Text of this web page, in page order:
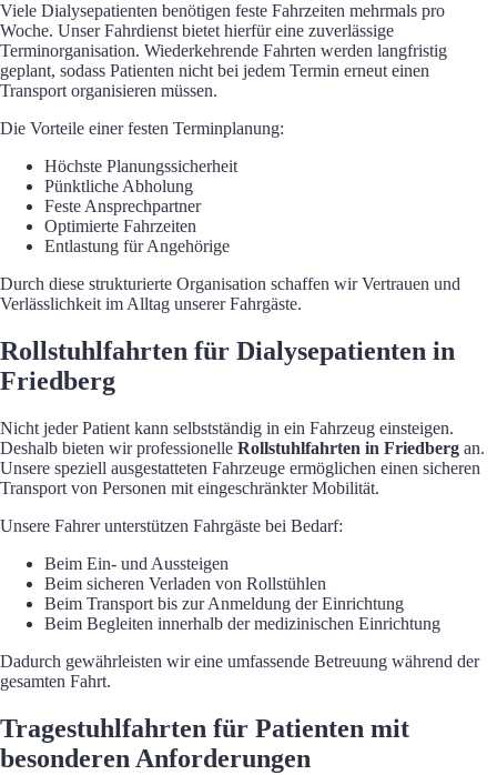
Viele Dialysepatienten benötigen feste Fahrzeiten mehrmals pro
Woche. Unser Fahrdienst bietet hierfür eine zuverlässige
Terminorganisation. Wiederkehrende Fahrten werden langfristig
geplant, sodass Patienten nicht bei jedem Termin erneut einen
Transport organisieren müssen.
Die Vorteile einer festen Terminplanung:
Höchste Planungssicherheit
Pünktliche Abholung
Feste Ansprechpartner
Optimierte Fahrzeiten
Entlastung für Angehörige
Durch diese strukturierte Organisation schaffen wir Vertrauen und
Verlässlichkeit im Alltag unserer Fahrgäste.
Rollstuhlfahrten für Dialysepatienten in
Friedberg
Nicht jeder Patient kann selbstständig in ein Fahrzeug einsteigen.
Deshalb bieten wir professionelle Rollstuhlfahrten in Friedberg an.
Unsere speziell ausgestatteten Fahrzeuge ermöglichen einen sicheren
Transport von Personen mit eingeschränkter Mobilität.
Unsere Fahrer unterstützen Fahrgäste bei Bedarf:
Beim Ein- und Aussteigen
Beim sicheren Verladen von Rollstühlen
Beim Transport bis zur Anmeldung der Einrichtung
Beim Begleiten innerhalb der medizinischen Einrichtung
Dadurch gewährleisten wir eine umfassende Betreuung während der
gesamten Fahrt.
Tragestuhlfahrten für Patienten mit
besonderen Anforderungen